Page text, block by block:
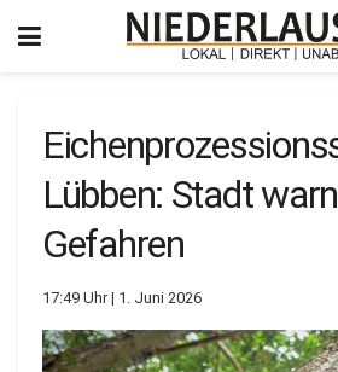
Lübben: Stadt
Gefahren
17:49 Uhr | 1. Juni 2026